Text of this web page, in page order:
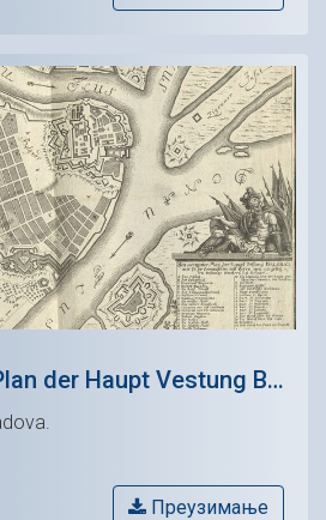
Neu accurater Plan der Haupt Vestung Belgrad /
Преузимање